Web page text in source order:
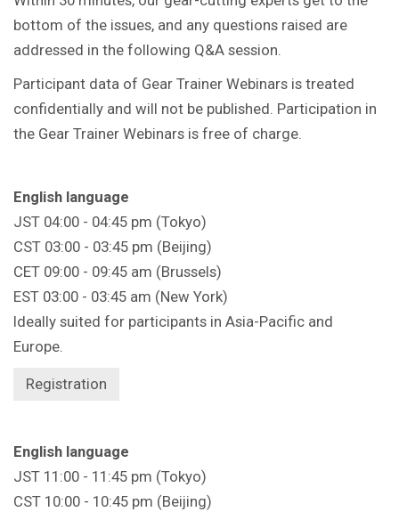
bottom of the issues, and any questions raised are
addressed in the following Q&A session.
Participant data of Gear Trainer Webinars is treated
confidentially and will not be published. Participation in
the Gear Trainer Webinars is free of charge.
English language
JST 04:00 - 04:45 pm (Tokyo)
CST 03:00 - 03:45 pm (Beijing)
CET 09:00 - 09:45 am (Brussels)
EST 03:00 - 03:45 am (New York)
Ideally suited for participants in Asia-Pacific and
Europe.
Registration
English language
JST 11:00 - 11:45 pm (Tokyo)
CST 10:00 - 10:45 pm (Beijing)